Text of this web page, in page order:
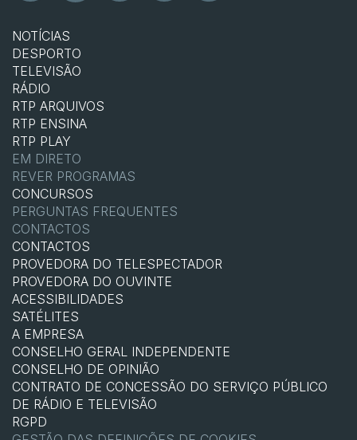
NOTÍCIAS
DESPORTO
TELEVISÃO
RÁDIO
RTP ARQUIVOS
RTP ENSINA
RTP PLAY
EM DIRETO
REVER PROGRAMAS
CONCURSOS
PERGUNTAS FREQUENTES
CONTACTOS
CONTACTOS
PROVEDORA DO TELESPECTADOR
PROVEDORA DO OUVINTE
ACESSIBILIDADES
SATÉLITES
A EMPRESA
CONSELHO GERAL INDEPENDENTE
CONSELHO DE OPINIÃO
CONTRATO DE CONCESSÃO DO SERVIÇO PÚBLICO
DE RÁDIO E TELEVISÃO
RGPD